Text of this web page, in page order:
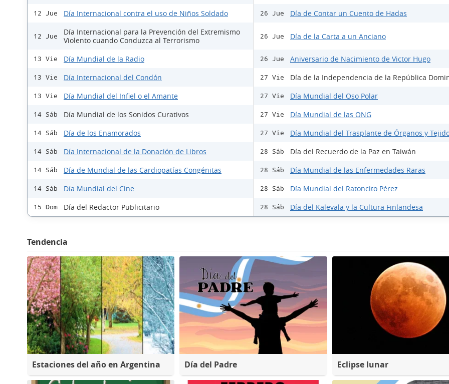
12 Jue Día Internacional contra el uso de Niños Soldado
12 Jue
Día Internacional para la Prevención del Extremismo
Violento cuando Conduzca al Terrorismo
13 Vie Día Mundial de la Radio
13 Vie Día Internacional del Condón
13 Vie Día Mundial del Infiel o el Amante
14 Sáb Día Mundial de los Sonidos Curativos
14 Sáb Día de los Enamorados
14 Sáb Día Internacional de la Donación de Libros
14 Sáb Día de Mundial de las Cardiopatías Congénitas
14 Sáb Día Mundial del Cine
15 Dom Día del Redactor Publicitario
26 Jue Día de Contar un Cuento de Hadas
26 Jue Día de la Carta a un Anciano
26 Jue Aniversario de Nacimiento de Victor Hugo
27 Vie Día de la Independencia de la República
27 Vie Día Mundial del Oso Polar
27 Vie Día Mundial de las ONG
27 Vie Día Mundial del Trasplante de Órganos y
28 Sáb Día del Recuerdo de la Paz en Taiwán
28 Sáb Día Mundial de las Enfermedades Raras
28 Sáb Día Mundial del Ratoncito Pérez
28 Sáb Día del Kalevala y la Cultura Finlandesa
Tendencia
Estaciones del año en Argentina Día del Padre Eclipse lunar